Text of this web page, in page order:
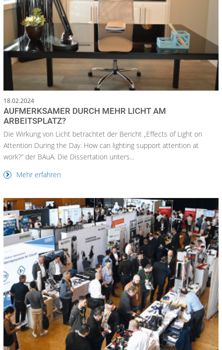
18.02.2024
AUFMERKSAMER DURCH MEHR LICHT AM
ARBEITSPLATZ?
Die Wirkung von Licht betrachtet der Bericht „Effects of Light on
Attention During the Day. How can lighting support attention at
work?“ der BAuA. Die Dissertation unters...
Mehr erfahren